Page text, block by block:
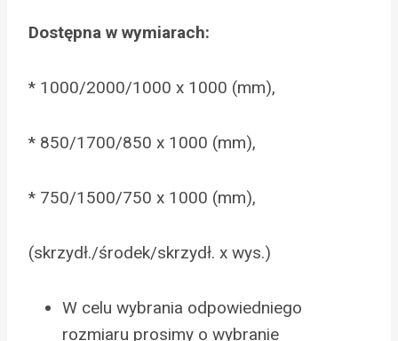
Dostępna w wymiarach:
* 1000/2000/1000 x 1000 (mm),
* 850/1700/850 x 1000 (mm),
* 750/1500/750 x 1000 (mm),
(skrzydł./środek/skrzydł. x wys.)
W celu wybrania odpowiedniego
rozmiaru prosimy o wybranie